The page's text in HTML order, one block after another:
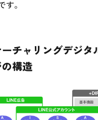
す。
ーチャリングデジタ
の構造